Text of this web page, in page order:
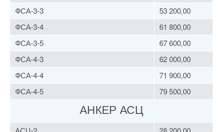
ФСА-3-3
53 200,00
ФСА-3-4
61 800,00
ФСА-3-5
67 600,00
ФСА-4-3
62 000,00
ФСА-4-4
71 900,00
ФСА-4-5
79 500,00
АНКЕР АСЦ